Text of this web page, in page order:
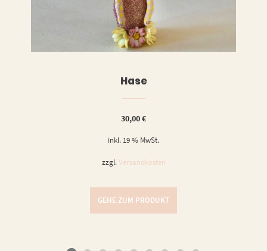
Hase
30,00€
inkl. 19 % MwSt.
zzgl. Versandkosten
GEHE ZUM PRODUKT